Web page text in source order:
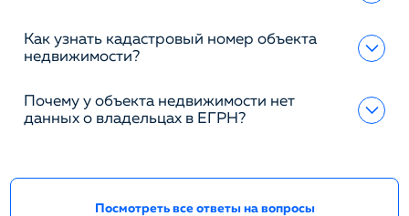
Как узнать кадастровый номер объекта
недвижимости?
Почему у объекта недвижимости нет
данных о владельцах в ЕГРН?
Посмотреть все ответы на вопросы